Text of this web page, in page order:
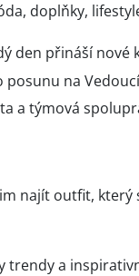
doplňky,
den přináší nové
na
a týmová
najít outfit, který
trendy a